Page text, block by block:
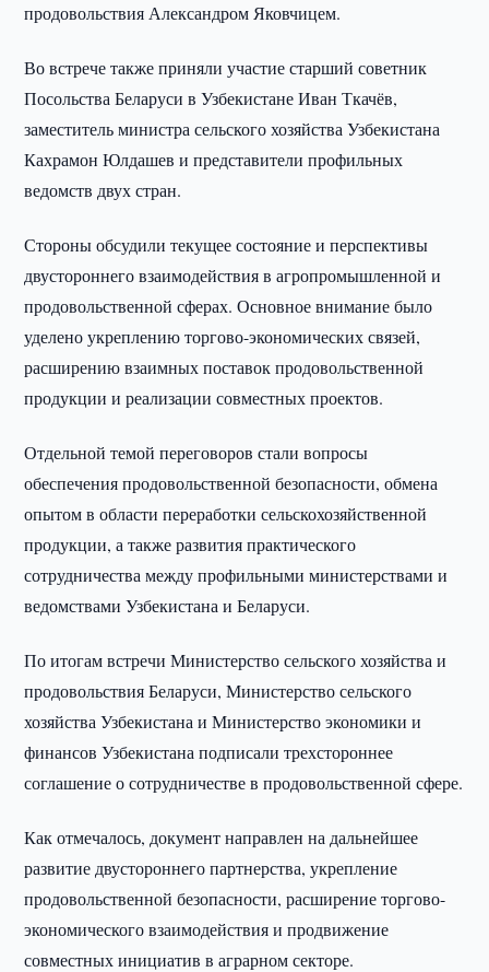
продовольствия Александром Яковчицем.
Во встрече также приняли участие старший советник
Посольства Беларуси в Узбекистане Иван Ткачёв,
заместитель министра сельского хозяйства Узбекистана
Кахрамон Юлдашев и представители профильных
ведомств двух стран.
Стороны обсудили текущее состояние и перспективы
двустороннего взаимодействия в агропромышленной и
продовольственной сферах. Основное внимание было
уделено укреплению торгово-экономических связей,
расширению взаимных поставок продовольственной
продукции и реализации совместных проектов.
Отдельной темой переговоров стали вопросы
обеспечения продовольственной безопасности, обмена
опытом в области переработки сельскохозяйственной
продукции, а также развития практического
сотрудничества между профильными министерствами и
ведомствами Узбекистана и Беларуси.
По итогам встречи Министерство сельского хозяйства и
продовольствия Беларуси, Министерство сельского
хозяйства Узбекистана и Министерство экономики и
финансов Узбекистана подписали трехстороннее
соглашение о сотрудничестве в продовольственной сфере.
Как отмечалось, документ направлен на дальнейшее
развитие двустороннего партнерства, укрепление
продовольственной безопасности, расширение торгово-
экономического взаимодействия и продвижение
совместных инициатив в аграрном секторе.